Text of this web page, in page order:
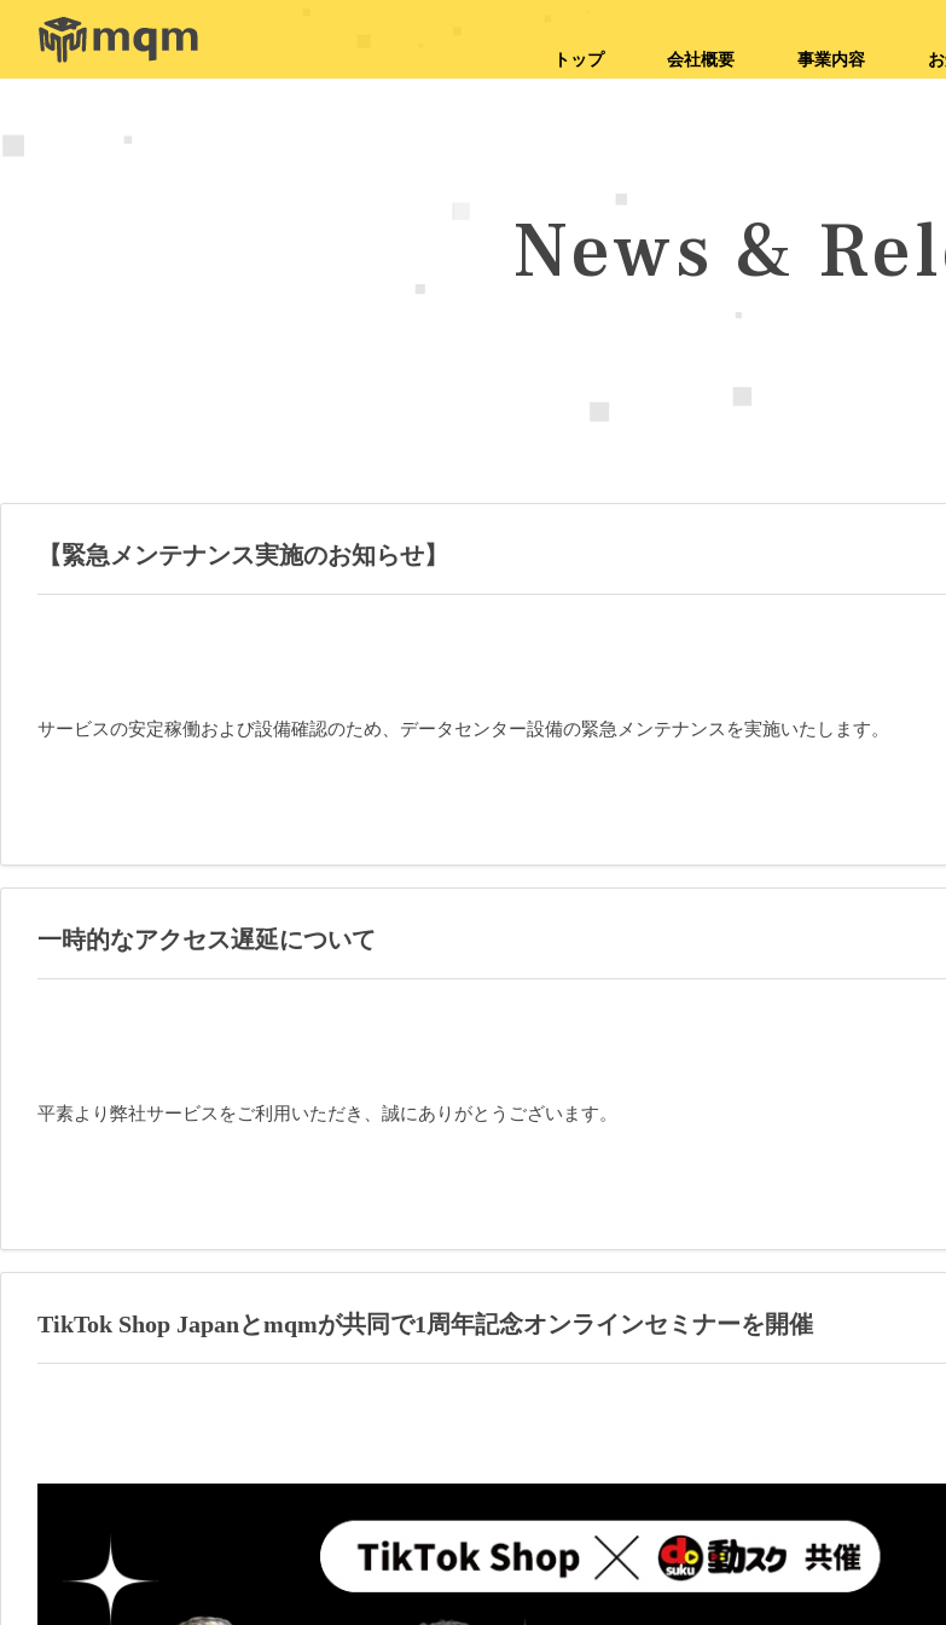
トップ 会社概要 事業内容
News &
【緊急メンテナンス実施のお知らせ】
サービスの安定稼働および設備確認のため、データセンター設備の緊急メンテナンスを実施いたします。
一時的なアクセス遅延について
平素より弊社サービスをご利用いただき、誠にありがとうございます。
TikTok Shop Japanとmqmが共同で1周年記念オンラインセミナーを開催